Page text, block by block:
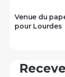
Venue du
pour Lourdes